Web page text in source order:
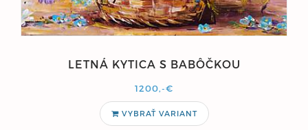
LETNÁ KYTICA S BABÔČKOU
1200,-€
VYBRAŤ VARIANT